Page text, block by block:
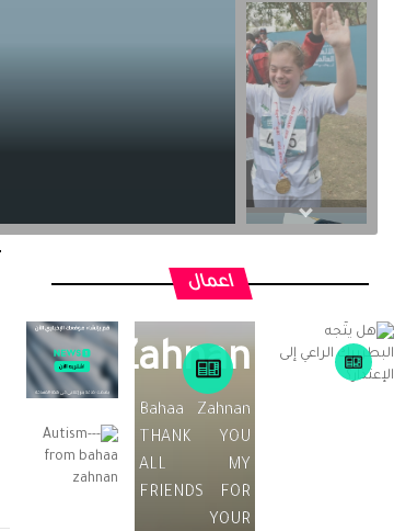
اعمال
/ 05 يونيو 2014
Bahaa
Zahnan
Bahaa Zahnan
THANK YOU
ALL MY
FRIENDS FOR
YOUR